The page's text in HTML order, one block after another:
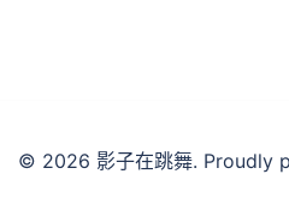
© 2026 影子在跳舞. Proudly